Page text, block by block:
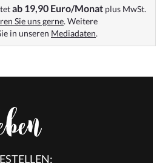
ab 19,90 Euro/Monat plus MwSt.
Sie uns gerne. Weitere
in unseren Mediadaten.